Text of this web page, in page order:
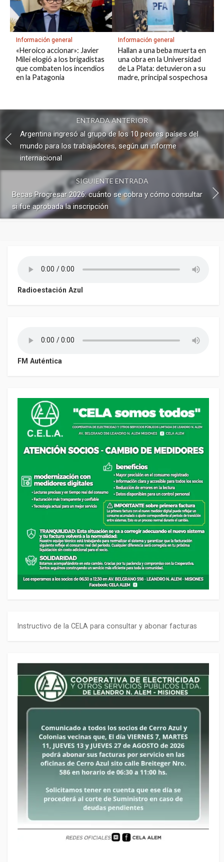
Información general
«Heroico accionar»: Javier
Milei elogió a los brigadistas
que combaten los incendios
en la Patagonia
Información general
Hallan a una beba muerta en
una obra en la Universidad
de La Plata: detuvieron a su
madre, principal sospechosa
ENTRADA ANTERIOR
Argentina ingresó al grupo de los 10 peores países del
mundo para los trabajadores, según un informe
internacional
SIGUIENTE ENTRADA
Becas Progresar 2026: cuánto se cobra y cómo consultar
si fue aprobada la inscripción
Radioestación Azul
FM Auténtica
Instructivo de la CELA para consultar y abonar facturas